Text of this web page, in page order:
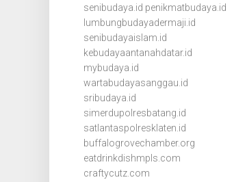
senibudaya.id penikmatbudaya.id
lumbungbudayadermaji.id
senibudayaislam.id
kebudayaantanahdatar.id
mybudaya.id
wartabudayasanggau.id
sribudaya.id
simerdupolresbatang.id
satlantaspolresklaten.id
buffalogrovechamber.org
eatdrinkdishmpls.com
craftycutz.com